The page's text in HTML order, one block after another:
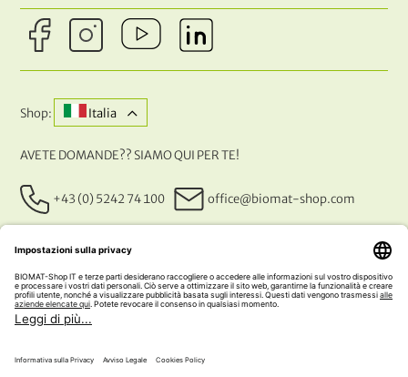
Shop: Italia
AVETE DOMANDE?? SIAMO QUI PER TE!
+43 (0) 5242 74 100 office@biomat-shop.com